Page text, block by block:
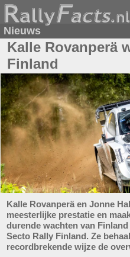
Nieuws
Kalle Rovanperä
Finland
Kalle Rovanperä en Jonne
meesterlijke prestatie en
durende wachten van
Secto Rally Finland. Ze
recordbrekende wijze de